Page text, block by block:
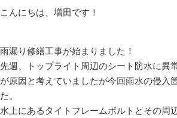
こんにちは、増田です！
雨漏り修繕工事が始まりました！
先週、トップライト周辺のシート防水に異
が原因と考えていましたが今回雨水の侵入
た。
水上にあるタイトフレームボルトとその周